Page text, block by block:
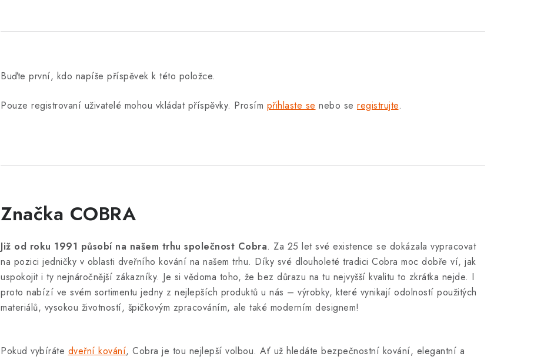
Buďte první, kdo napíše příspěvek k této položce.
Pouze registrovaní uživatelé mohou vkládat příspěvky. Prosím přihlaste se nebo se registrujte.
Značka COBRA
Již od roku 1991 působí na našem trhu společnost Cobra. Za 25 let své existence se dokázala vypracovat
na pozici jedničky v oblasti dveřního kování na našem trhu. Díky své dlouholeté tradici Cobra moc dobře ví, jak
uspokojit i ty nejnáročnější zákazníky. Je si vědoma toho, že bez důrazu na tu nejvyšší kvalitu to zkrátka nejde. I
proto nabízí ve svém sortimentu jedny z nejlepších produktů u nás – výrobky, které vynikají odolností použitých
materiálů, vysokou životností, špičkovým zpracováním, ale také moderním designem!
Pokud vybíráte dveřní kování, Cobra je tou nejlepší volbou. Ať už hledáte bezpečnostní kování, elegantní a